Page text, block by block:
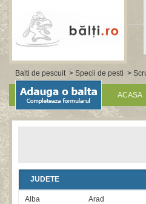
Balti de pescuit> Specii de pesti >
ACASA
JUDETE
Alba
Arad